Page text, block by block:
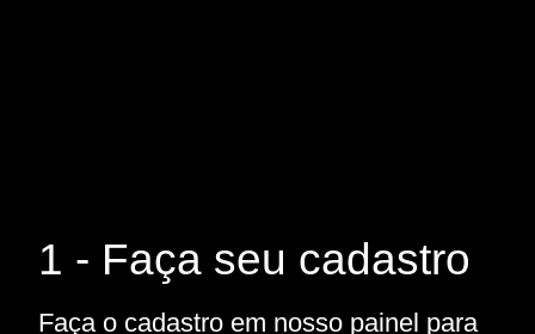
1 - Faça seu cadastro
Faça o cadastro em nosso painel para